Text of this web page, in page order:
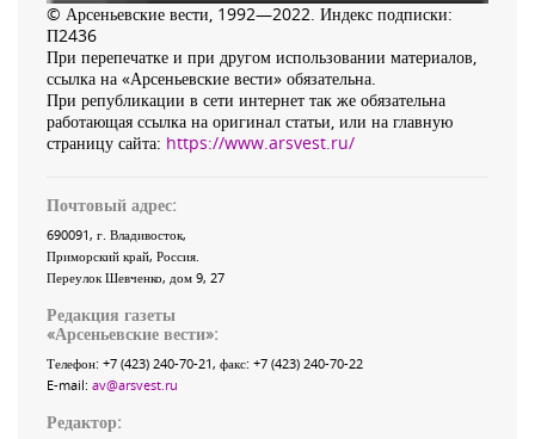
© Арсеньевские вести, 1992—2022. Индекс подписки:
П2436
При перепечатке и при другом использовании материалов,
ссылка на «Арсеньевские вести» обязательна.
При републикации в сети интернет так же обязательна
работающая ссылка на оригинал статьи, или на главную
страницу сайта: https://www.arsvest.ru/
Почтовый адрес:
690091, г. Владивосток,
Приморский край, Россия
Переулок Шевченко, дом 9, 27
Редакция газеты
«Арсеньевские вести»:
Телефон: +7 (423) 240-70-21, факс: +7 (423) 240-70-22
E-mail: av@arsvest.ru
Редактор: